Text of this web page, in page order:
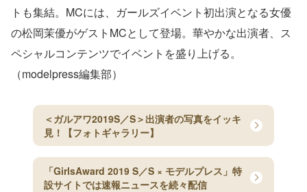
トも集結。MCには、ガールズイベント初出演となる女優
の松岡茉優がゲストMCとして登場。華やかな出演者、ス
ペシャルコンテンツでイベントを盛り上げる。
（modelpress編集部）
＜ガルアワ2019S／S＞出演者の写真をイッキ
見！【フォトギャラリー】
「GirlsAward 2019 S／S × モデルプレス」特
設サイトでは速報ニュースを続々配信